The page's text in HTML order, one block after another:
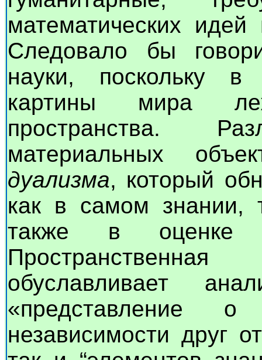
математических
Следовало бы
науки, поскольку в
картины мира
пространства.
материальных
дуализма, который
как в самом знании,
также в оценке
обуславливает
«представление о
независимости друг